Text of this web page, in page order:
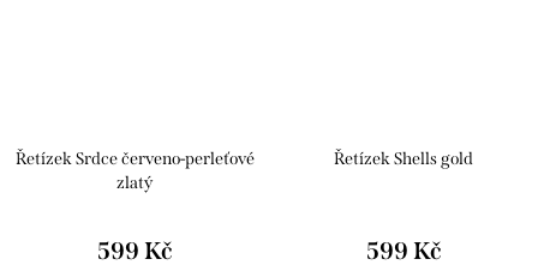
Řetízek Srdce červeno-perleťové
zlatý
599 Kč
Řetízek Shells gold
599 Kč